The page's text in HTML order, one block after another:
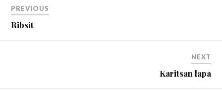
PREVIOUS
Ribsit
NEXT
Karitsan lapa